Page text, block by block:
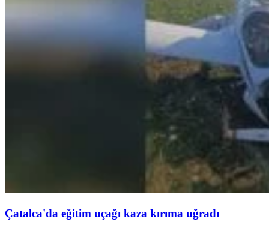
Çatalca'da eğitim uçağı kaza kırıma uğradı